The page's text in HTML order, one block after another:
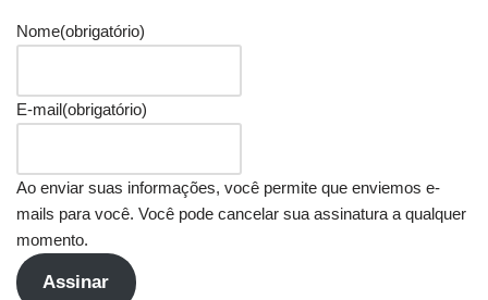
Nome(obrigatório)
E-mail(obrigatório)
Ao enviar suas informações, você permite que enviemos e-
mails para você. Você pode cancelar sua assinatura a qualquer
momento.
Assinar